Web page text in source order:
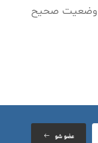
وضعیت صحیح
عضو شو